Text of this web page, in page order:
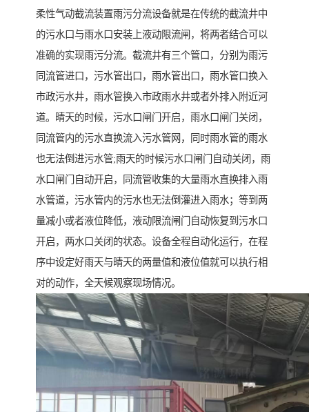
柔性气动截流装置雨污分流设备就是在传统的截流井中
的污水口与雨水口安装上液动限流闸，将两者结合可以
准确的实现雨污分流。截流井有三个管口，分别为雨污
同流管进口，污水管出口，雨水管出口，雨水管口换入
市政污水井，雨水管换入市政雨水井或者外排入附近河
道。晴天的时候，污水口闸门开启，雨水口闸门关闭，
同流管内的污水直换流入污水管网，同时雨水管的雨水
也无法倒进污水管;雨天的时候污水口闸门自动关闭，雨
水口闸门自动开启，同流管收集的大量雨水直换排入雨
水管道，污水管内的污水也无法倒灌进入雨水；等到两
量减小或者液位降低，液动限流闸门自动恢复到污水口
开启，两水口关闭的状态。设备全程自动化运行，在程
序中设定好雨天与晴天的两量值和液位值就可以执行相
对的动作，全天候观察现场情况。